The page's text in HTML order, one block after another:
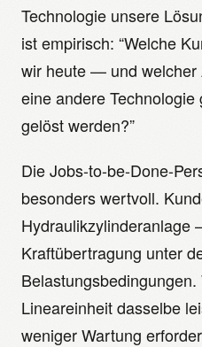
Technologie unsere
ist empirisch: “Welche
wir heute — und welcher
eine andere
gelöst werden?”
Die Jobs-to-be-Done-
besonders wertvoll.
Kraftübertragung unter
Lineareinheit dasselbe
weniger Wartung